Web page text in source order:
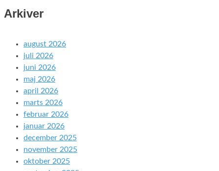
Arkiver
august 2026
juli 2026
juni 2026
maj 2026
april 2026
marts 2026
februar 2026
januar 2026
december 2025
november 2025
oktober 2025